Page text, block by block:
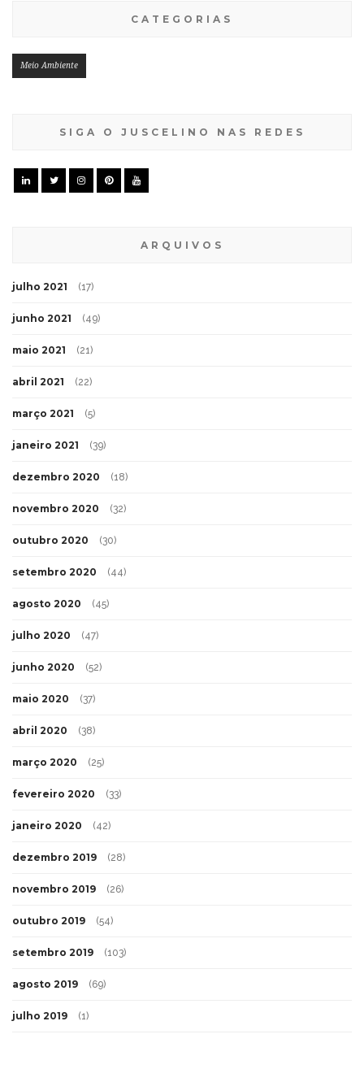
CATEGORIAS
Meio Ambiente
SIGA O JUSCELINO NAS REDES
ARQUIVOS
julho 2021 (17)
junho 2021 (49)
maio 2021 (21)
abril 2021 (22)
março 2021 (5)
janeiro 2021 (39)
dezembro 2020 (18)
novembro 2020 (32)
outubro 2020 (30)
setembro 2020 (44)
agosto 2020 (45)
julho 2020 (47)
junho 2020 (52)
maio 2020 (37)
abril 2020 (38)
março 2020 (25)
fevereiro 2020 (33)
janeiro 2020 (42)
dezembro 2019 (28)
novembro 2019 (26)
outubro 2019 (54)
setembro 2019 (103)
agosto 2019 (69)
julho 2019 (1)